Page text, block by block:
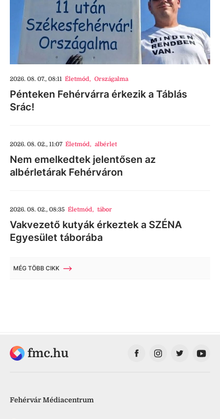
2026. 08. 07., 08:11 Életmód, Országalma
Pénteken Fehérvárra érkezik a Táblás
Srác!
2026. 08. 02., 11:07 Életmód, albérlet
Nem emelkedtek jelentősen az
albérletárak Fehérváron
2026. 08. 02., 08:35 Életmód, tábor
Vakvezető kutyák érkeztek a SZÉNA
Egyesület táborába
MÉG TÖBB CIKK
fmc.hu
Fehérvár Médiacentrum